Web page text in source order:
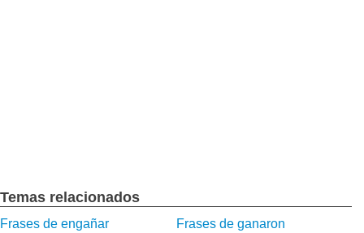
Temas relacionados
Frases de engañar
Frases de ganaron